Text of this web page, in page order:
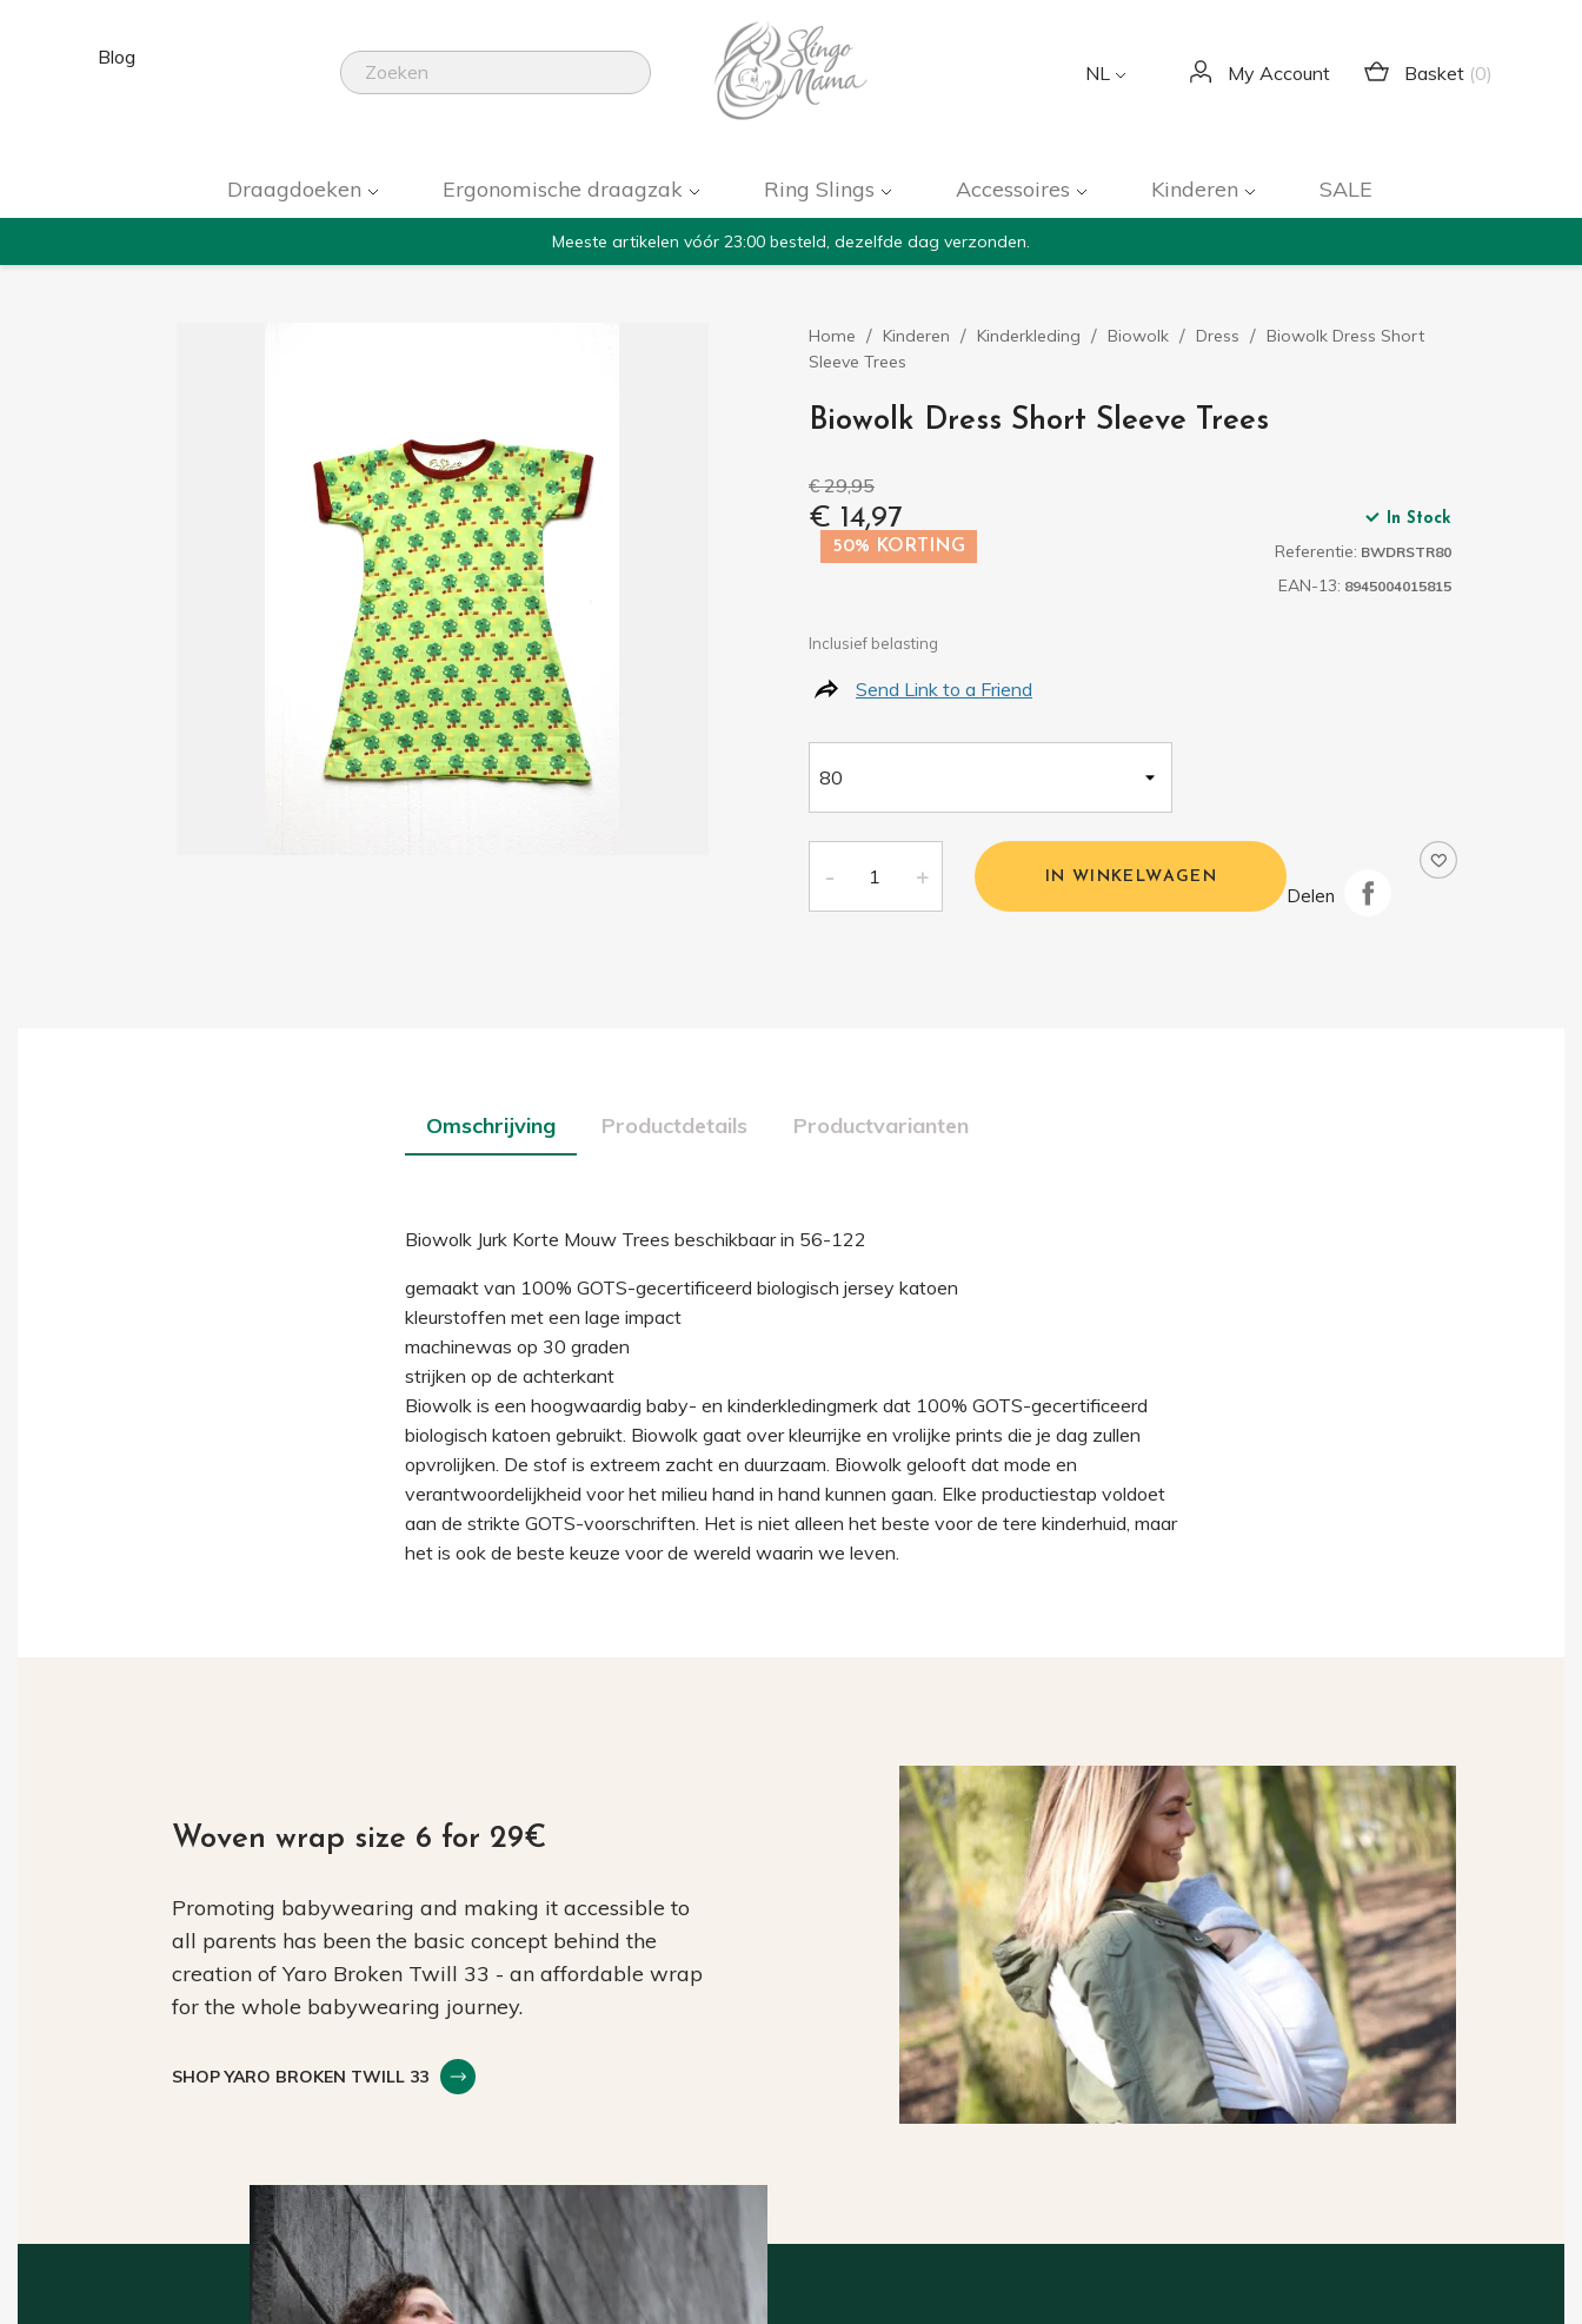
Blog
NL My Account Basket (0)
Draagdoeken Ergonomische draagzak Ring Slings Accessoires Kinderen SALE
Meeste artikelen vóór 23:00 besteld, dezelfde dag verzonden.
Home Kinderen Kinderkleding Biowolk Dress
Biowolk Dress Short
Sleeve Trees
Biowolk Dress Short Sleeve Trees
€ 29,95
€ 14,97
50% KORTING
In Stock
Referentie: BWDRSTR80
EAN-13: 8945004015815
Inclusief belasting
Send Link to a Friend
IN WINKELWAGEN
Delen
Omschrijving Productdetails Productvarianten
Biowolk Jurk Korte Mouw Trees beschikbaar in 56-122
gemaakt van 100% GOTS-gecertificeerd biologisch jersey katoen
kleurstoffen met een lage impact
machinewas op 30 graden
strijken op de achterkant
Biowolk is een hoogwaardig baby- en kinderkledingmerk dat 100% GOTS-gecertificeerd
biologisch katoen gebruikt. Biowolk gaat over kleurrijke en vrolijke prints die je dag zullen
opvrolijken. De stof is extreem zacht en duurzaam. Biowolk gelooft dat mode en
verantwoordelijkheid voor het milieu hand in hand kunnen gaan. Elke productiestap voldoet
aan de strikte GOTS-voorschriften. Het is niet alleen het beste voor de tere kinderhuid, maar
het is ook de beste keuze voor de wereld waarin we leven.
Woven wrap size 6 for 29€
Promoting babywearing and making it accessible to
all parents has been the basic concept behind the
creation of Yaro Broken Twill 33 - an affordable wrap
for the whole babywearing journey.
SHOP YARO BROKEN TWILL 33